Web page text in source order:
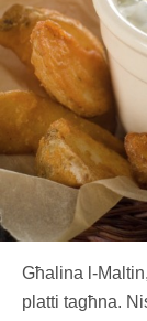
Għalina l-
platti tagħna.